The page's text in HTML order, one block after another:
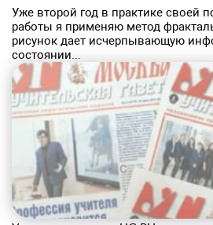
​Уже второй год в практике своей
работы я применяю метод
рисунок дает исчерпывающую
состоянии...